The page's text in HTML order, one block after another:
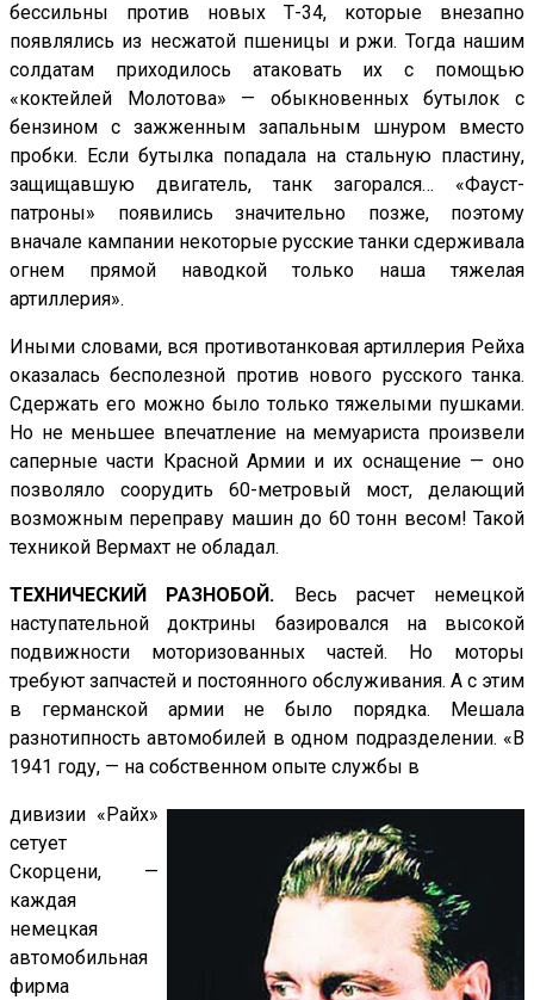
бессильны против новых Т-34, которые внезапно
появлялись из несжатой пшеницы и ржи. Тогда нашим
солдатам приходилось атаковать их с помощью
«коктейлей Молотова» — обыкновенных бутылок с
бензином с зажженным запальным шнуром вместо
пробки. Если бутылка попадала на стальную пластину,
защищавшую двигатель, танк загорался… «Фауст-
патроны» появились значительно позже, поэтому
вначале кампании некоторые русские танки сдерживала
огнем прямой наводкой только наша тяжелая
артиллерия».
Иными словами, вся противотанковая артиллерия Рейха
оказалась бесполезной против нового русского танка.
Сдержать его можно было только тяжелыми пушками.
Но не меньшее впечатление на мемуариста произвели
саперные части Красной Армии и их оснащение — оно
позволяло соорудить 60-метровый мост, делающий
возможным переправу машин до 60 тонн весом! Такой
техникой Вермахт не обладал.
ТЕХНИЧЕСКИЙ РАЗНОБОЙ. Весь расчет немецкой
наступательной доктрины базировался на высокой
подвижности моторизованных частей. Но моторы
требуют запчастей и постоянного обслуживания. А с этим
в германской армии не было порядка. Мешала
разнотипность автомобилей в одном подразделении. «В
1941 году, — на собственном опыте службы в
дивизии «Райх»
сетует
Скорцени, —
каждая
немецкая
автомобильная
фирма